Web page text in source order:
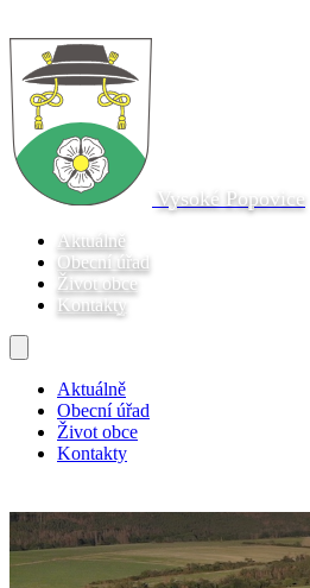
Vysoké Popovice
Aktuálně
Obecní úřad
Život obce
Kontakty
Aktuálně
Obecní úřad
Život obce
Kontakty